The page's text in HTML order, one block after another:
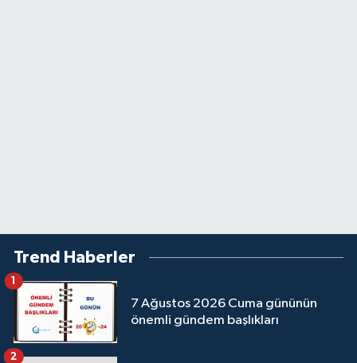
Trend Haberler
7 Ağustos 2026 Cuma gününün
önemli gündem başlıkları
1
2